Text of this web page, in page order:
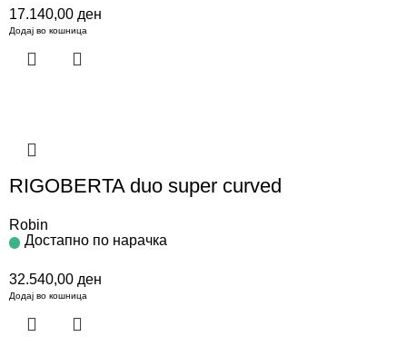
17.140,00 ден
Додај во кошница
RIGOBERTA duo super curved
Robin
Достапно по нарачка
32.540,00 ден
Додај во кошница